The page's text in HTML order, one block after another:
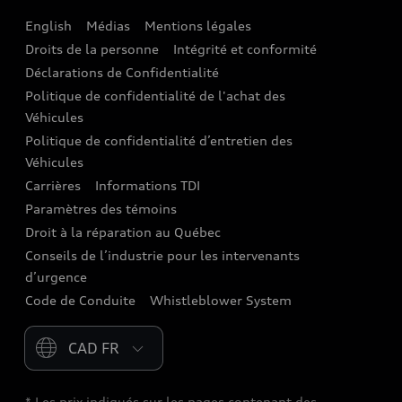
Audi connect
Assistance routière
Audi Care
Centres de carrosserie Audi
Garanties Audi et couverture
English Médias
Mentions légales
Droits de la personne
Intégrité et conformité
Déclarations de Confidentialité
Politique de confidentialité de l'achat des
Véhicules
Politique de confidentialité d’entretien des
Véhicules
Carrières
Informations TDI
Paramètres des témoins
Droit à la réparation au Québec
Conseils de l’industrie pour les intervenants
d’urgence
Code de Conduite
Whistleblower System
Please select country